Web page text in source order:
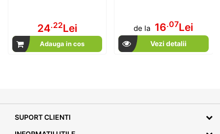
24.22Lei
Adauga in cos
de la 16.07Lei
Vezi detalii
SUPORT CLIENTI